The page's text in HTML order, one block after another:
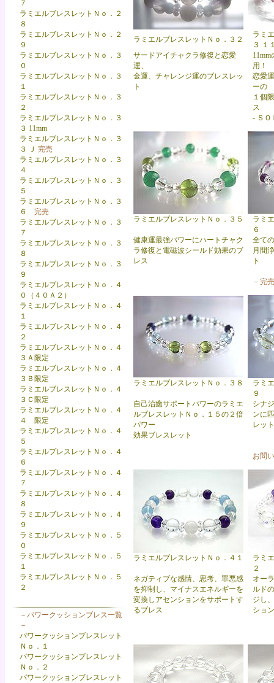
７
ラミエルブレスレットＮｏ．２
８
ラミエルブレスレットＮｏ．２
９
ラミエルブレスレットＮｏ．３
０
ラミエルブレスレットＮｏ．３
１
ラミエルブレスレットＮｏ．３
２
ラミエルブレスレットＮｏ．３
３ 11mm
ラミエルブレスレットＮｏ．３
３ Ｊ 完売
ラミエルブレスレットＮｏ．３
４
ラミエルブレスレットＮｏ．３
５
ラミエルブレスレットＮｏ．３
６ 完売
ラミエルブレスレットＮｏ．３
７
ラミエルブレスレットＮｏ．３
８
ラミエルブレスレットＮｏ．３
９
ラミエルブレスレットＮｏ．４
０
（４０Ａ２）
ラミエルブレスレットＮｏ．４
１
ラミエルブレスレットＮｏ．４
２
ラミエルブレスレットＮｏ．４
３Ａ限定
ラミエルブレスレットＮｏ．４
３Ｂ限定
ラミエルブレスレットＮｏ．４
３Ｃ限定
ラミエルブレスレットＮｏ．４
４ 限定
ラミエルプレスレットＮｏ．４
５
ラミエルプレスレットＮｏ．４
６
ラミエルプレスレットＮｏ．４
７
ラミエルプレスレットＮｏ．４
８
ラミエルブレスレットＮｏ．４
９
ラミエルブレスレットＮｏ．５
０
ラミエルブレスレットＮｏ．５
１
ラミエルブレスレットＮｏ．５
２
－パワークッションブレス一覧
－
パワークッションブレスレット
Ｎｏ．１
パワークッションブレスレット
Ｎｏ．２
パワークッションブレスレット
ラミエルブレスレットＮｏ．３２
ラミ
３ １
サードアイチャクラ修復と恋愛
運、
金運、チャレンジ運のブレスレッ
ト
11mm
用！
恋愛
ーの
１個
ス
- Ｓ
ラミエルブレスレットＮｏ．３５
ラミ
６
健康運最強パワーにハートチャク
ラ修復と電磁波シールド効果のブ
レス
全て
月間
ト
－完
ラミエルブレスレットＮｏ．３８
ラミ
９
自己治癒サポートパワーのラミエ
ルブレスレットＮｏ．１５の２倍
パワー
効果ブレスレット
シナ
ンに
レット
お問
ラミエルブレスレットＮｏ．４１
ラミ
２
ネガティブな感情、思考、罪悪感
を抑制し、マイナスエネルギーを
変換しアセンションをサポートす
るブレス
オー
ルド
ジし
ショ